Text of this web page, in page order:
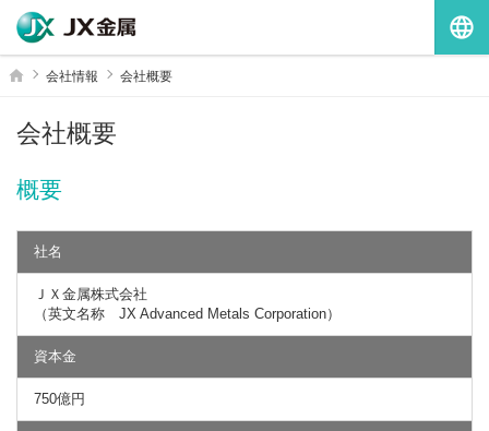
ホーム会社情報 会社概要
会社概要
概要
社名
ＪＸ金属株式会社
（英文名称 JX Advanced Metals Corporation）
資本金
750億円